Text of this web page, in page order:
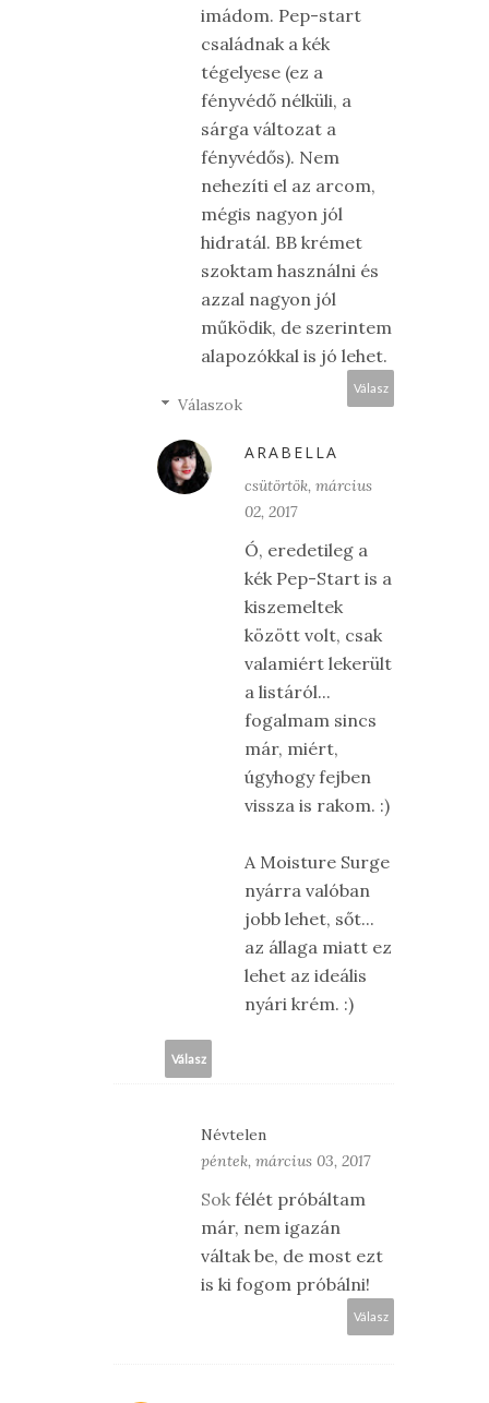
imádom. Pep-start
családnak a kék
tégelyese (ez a
fényvédő nélküli, a
sárga változat a
fényvédős). Nem
nehezíti el az arcom,
mégis nagyon jól
hidratál. BB krémet
szoktam használni és
azzal nagyon jól
működik, de szerintem
alapozókkal is jó lehet.
Válasz
Válaszok
ARABELLA
csütörtök, március
02, 2017
Ó, eredetileg a
kék Pep-Start is a
kiszemeltek
között volt, csak
valamiért lekerült
a listáról...
fogalmam sincs
már, miért,
úgyhogy fejben
vissza is rakom. :)
A Moisture Surge
nyárra valóban
jobb lehet, sőt...
az állaga miatt ez
lehet az ideális
nyári krém. :)
Válasz
Névtelen
péntek, március 03, 2017
Sok félét próbáltam
már, nem igazán
váltak be, de most ezt
is ki fogom próbálni!
Válasz